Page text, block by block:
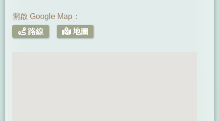
開啟 Google Map：
路線
地圖